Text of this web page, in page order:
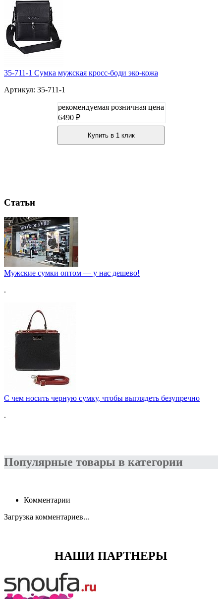
35-711-1 Сумка мужская кросс-боди эко-кожа
Артикул: 35-711-1
рекомендуемая розничная цена
6490 ₽
Купить в 1 клик
Статьи
Мужские сумки оптом — у нас дешево!
.
С чем носить черную сумку, чтобы выглядеть безупречно
.
Популярные товары в категории
Комментарии
Загрузка комментариев...
НАШИ ПАРТНЕРЫ